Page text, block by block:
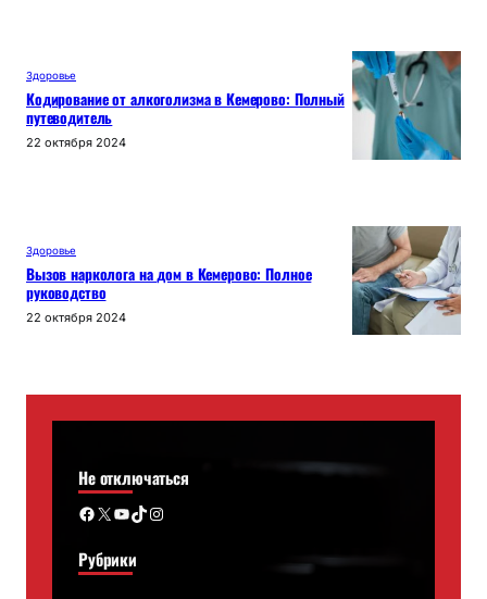
Здоровье
Кодирование от алкоголизма в Кемерово: Полный
путеводитель
22 октября 2024
Здоровье
Вызов нарколога на дом в Кемерово: Полное
руководство
22 октября 2024
Не отключаться
Facebook X YouTube TikTok Instagram
Рубрики